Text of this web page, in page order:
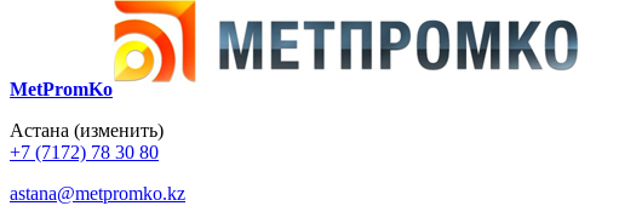
MetPromKo
Астана (изменить)
+7 (7172) 78 30 80
astana@metpromko.kz